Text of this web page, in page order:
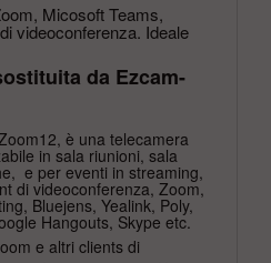
Micosoft Teams,
videoconferenza. Ideale
da Ezcam-
è una telecamera
in sala riunioni, sala
e per eventi in streaming,
di videoconferenza, Zoom,
Bluejens, Yealink, Poly,
Hangouts, Skype etc.
e altri clients di